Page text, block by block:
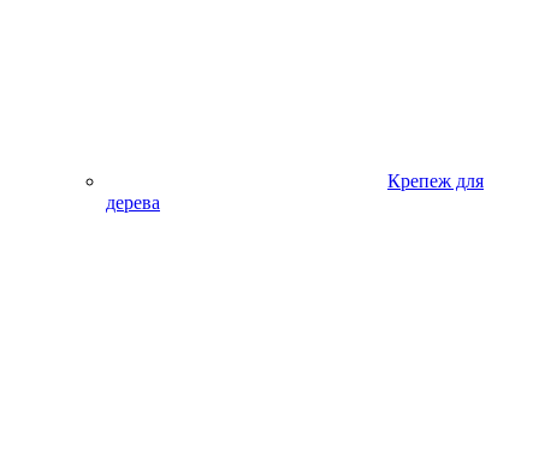
Крепеж для
дерева